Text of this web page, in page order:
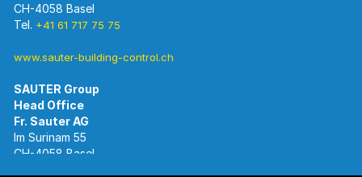
CH-4058 Basel
Tel. +41 61 717 75 75
www.sauter-building-control.ch
SAUTER Group
Head Office
Im Surinam 55
CH-4058 Basel